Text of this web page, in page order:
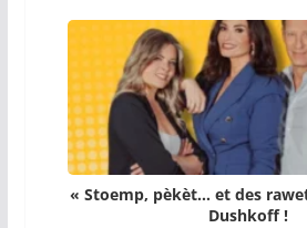
« Stoemp, pèkèt… et des
Dushkoff !